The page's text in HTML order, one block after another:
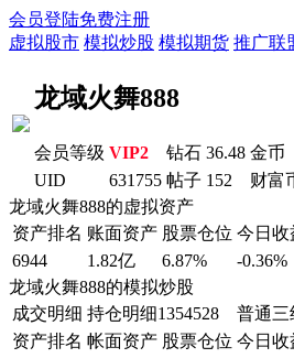
会员登陆免费注册
虚拟股市 模拟炒股 模拟期货 推广联
龙域火舞888
会员等级 VIP2 钻石 36.48 金币
UID
631755 帖子 152 财富
龙域火舞888的虚拟资产
资产排名 账面资产 股票仓位 今日收
6944
1.82亿 6.87% -0.36%
龙域火舞888的模拟炒股
成交明细 持仓明细1354528 普通三
资产排名 帐面资产 股票仓位 今日收